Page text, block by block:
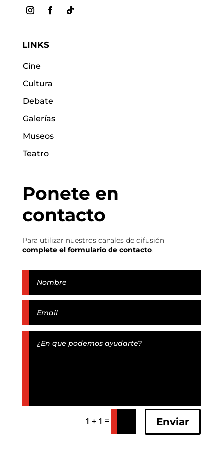
LINKS
Cine
Cultura
Debate
Galerías
Museos
Teatro
Ponete en
contacto
Para utilizar nuestros canales de difusión
complete el formulario de contacto.
1 + 1 = Enviar